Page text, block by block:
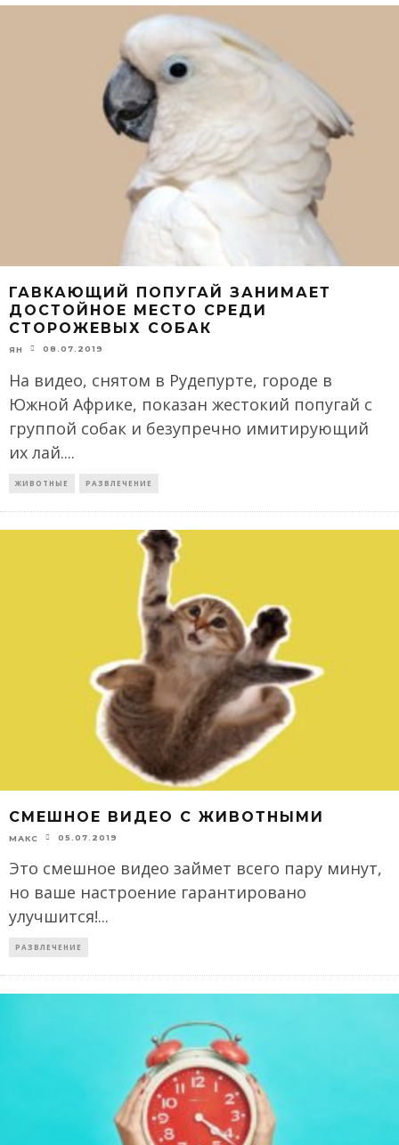
ГАВКАЮЩИЙ ПОПУГАЙ ЗАНИМАЕТ
ДОСТОЙНОЕ МЕСТО СРЕДИ
СТОРОЖЕВЫХ СОБАК
ЯН 08.07.2019
На видео, снятом в Рудепурте, городе в
Южной Африке, показан жестокий попугай с
группой собак и безупречно имитирующий
их лай....
ЖИВОТНЫЕ РАЗВЛЕЧЕНИЕ
СМЕШНОЕ ВИДЕО С ЖИВОТНЫМИ
МАКС 05.07.2019
Это смешное видео займет всего пару минут,
но ваше настроение гарантировано
улучшится!...
РАЗВЛЕЧЕНИЕ